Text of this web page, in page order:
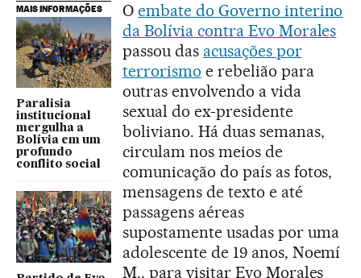
MAIS INFORMAÇÕES
Paralisia
institucional
mergulha a
Bolívia em um
profundo
conflito social
O embate do Governo interino
da Bolívia contra Evo Morales
passou das acusações por
terrorismo e rebelião para
outras envolvendo a vida
sexual do ex-presidente
boliviano. Há duas semanas,
circulam nos meios de
comunicação do país as fotos,
mensagens de texto e até
passagens aéreas
supostamente usadas por uma
adolescente de 19 anos, Noemí
M., para visitar Evo Morales